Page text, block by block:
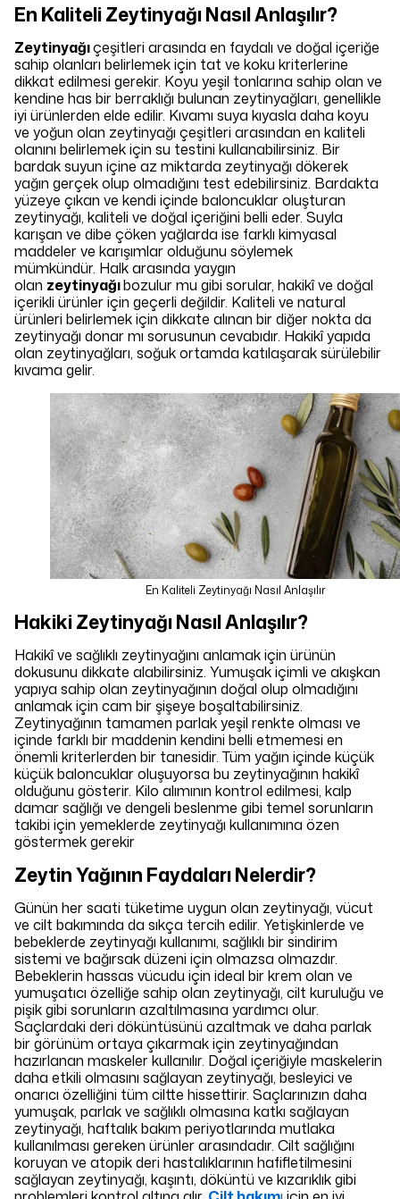
En Kaliteli Zeytinyağı Nasıl Anlaşılır?
Zeytinyağıçeşitleri arasında en faydalı ve doğal içeriğe
sahip olanları belirlemek için tat ve koku kriterlerine
dikkat edilmesi gerekir. Koyu yeşil tonlarına sahip olan ve
kendine has bir berraklığı bulunan zeytinyağları, genellikle
iyi ürünlerden elde edilir. Kıvamı suya kıyasla daha koyu
ve yoğun olan zeytinyağı çeşitleri arasından en kaliteli
olanını belirlemek için su testini kullanabilirsiniz. Bir
bardak suyun içine az miktarda zeytinyağı dökerek
yağın gerçek olup olmadığını test edebilirsiniz. Bardakta
yüzeye çıkan ve kendi içinde baloncuklar oluşturan
zeytinyağı, kaliteli ve doğal içeriğini belli eder. Suyla
karışan ve dibe çöken yağlarda ise farklı kimyasal
maddeler ve karışımlar olduğunu söylemek
mümkündür. Halk arasında yaygın
olan zeytinyağıbozulur mu gibi sorular, hakikî ve doğal
içerikli ürünler için geçerli değildir. Kaliteli ve natural
ürünleri belirlemek için dikkate alınan bir diğer nokta da
zeytinyağı donar mı sorusunun cevabıdır. Hakikî yapıda
olan zeytinyağları, soğuk ortamda katılaşarak sürülebilir
kıvama gelir.
En Kaliteli Zeytinyağı Nasıl Anlaşılır
Hakiki Zeytinyağı Nasıl Anlaşılır?
Hakikî ve sağlıklı zeytinyağını anlamak için ürünün
dokusunu dikkate alabilirsiniz. Yumuşak içimli ve akışkan
yapıya sahip olan zeytinyağının doğal olup olmadığını
anlamak için cam bir şişeye boşaltabilirsiniz.
Zeytinyağının tamamen parlak yeşil renkte olması ve
içinde farklı bir maddenin kendini belli etmemesi en
önemli kriterlerden bir tanesidir. Tüm yağın içinde küçük
küçük baloncuklar oluşuyorsa bu zeytinyağının hakikî
olduğunu gösterir. Kilo alımının kontrol edilmesi, kalp
damar sağlığı ve dengeli beslenme gibi temel sorunların
takibi için yemeklerde zeytinyağı kullanımına özen
göstermek gerekir
Zeytin Yağının Faydaları Nelerdir?
Günün her saati tüketime uygun olan zeytinyağı, vücut
ve cilt bakımında da sıkça tercih edilir. Yetişkinlerde ve
bebeklerde zeytinyağı kullanımı, sağlıklı bir sindirim
sistemi ve bağırsak düzeni için olmazsa olmazdır.
Bebeklerin hassas vücudu için ideal bir krem olan ve
yumuşatıcı özelliğe sahip olan zeytinyağı, cilt kuruluğu ve
pişik gibi sorunların azaltılmasına yardımcı olur.
Saçlardaki deri döküntüsünü azaltmak ve daha parlak
bir görünüm ortaya çıkarmak için zeytinyağından
hazırlanan maskeler kullanılır. Doğal içeriğiyle maskelerin
daha etkili olmasını sağlayan zeytinyağı, besleyici ve
onarıcı özelliğini tüm ciltte hissettirir. Saçlarınızın daha
yumuşak, parlak ve sağlıklı olmasına katkı sağlayan
zeytinyağı, haftalık bakım periyotlarında mutlaka
kullanılması gereken ürünler arasındadır. Cilt sağlığını
koruyan ve atopik deri hastalıklarının hafifletilmesini
sağlayan zeytinyağı, kaşıntı, döküntü ve kızarıklık gibi